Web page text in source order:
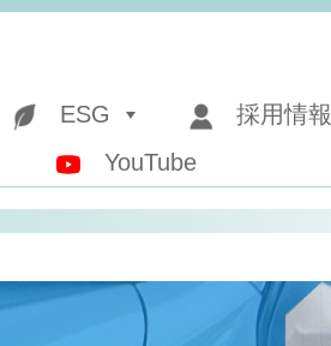
ESG 採用情報
YouTube